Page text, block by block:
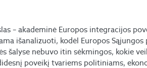
– akademinė Europos integracijos
išanalizuoti, kodėl Europos
šalyse nebuvo itin sėkmingos, kokie
poveikį tvariems politiniams,